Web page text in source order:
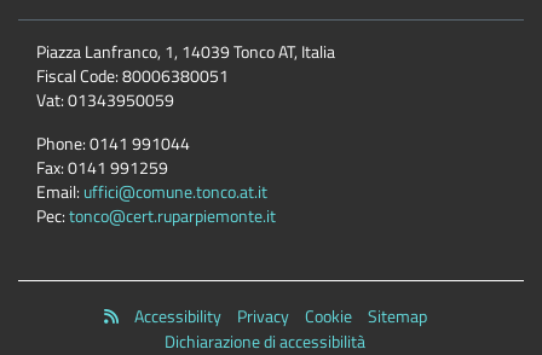
Piazza Lanfranco, 1, 14039 Tonco AT, Italia
Fiscal Code:80006380051
Vat:01343950059
Phone:0141 991044
Fax:0141 991259
Email: uffici@comune.tonco.at.it
Pec:tonco@cert.ruparpiemonte.it
Accessibility Privacy Cookie
Sitemap
Dichiarazione di accessibilità